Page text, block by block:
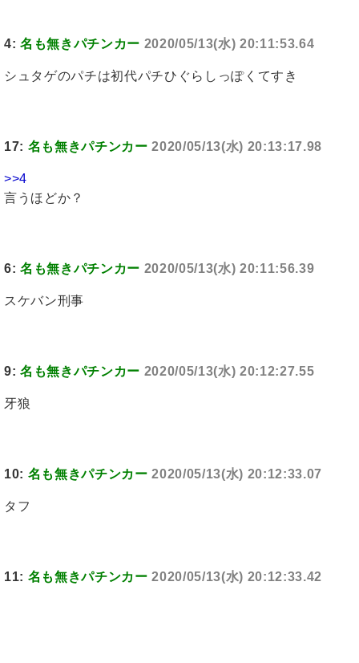
4: 名も無きパチンカー 2020/05/13(水) 20:11:53.64
シュタゲのパチは初代パチひぐらしっぽくてすき
17: 名も無きパチンカー 2020/05/13(水) 20:13:17.98
>>4
言うほどか？
6: 名も無きパチンカー 2020/05/13(水) 20:11:56.39
スケバン刑事
9: 名も無きパチンカー 2020/05/13(水) 20:12:27.55
牙狼
10: 名も無きパチンカー 2020/05/13(水) 20:12:33.07
タフ
11: 名も無きパチンカー 2020/05/13(水) 20:12:33.42